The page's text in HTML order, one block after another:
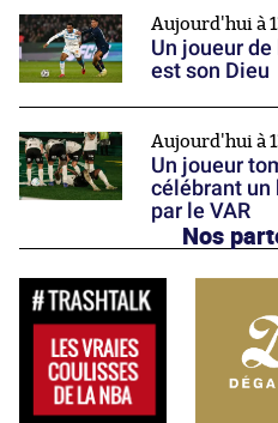
Aujourd'hui à
Un joueur
est son Dieu
Aujourd'hui à
Un joueur
célébrant
par le VAR
Nos